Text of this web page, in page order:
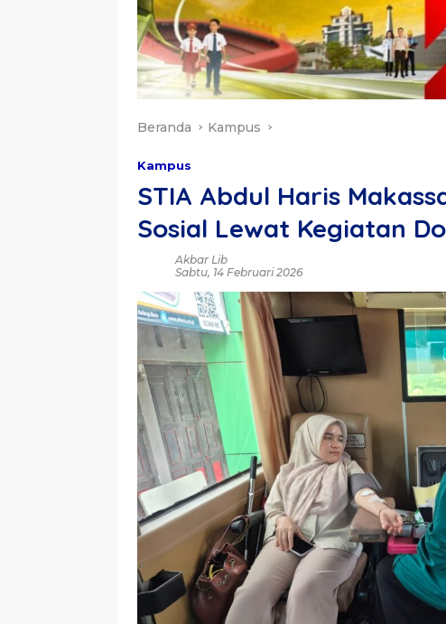
Beranda Kampus
Kampus
STIA Abdul Haris
Sosial Lewat Kegiatan
Akbar Lib
Sabtu, 14 Februari 2026